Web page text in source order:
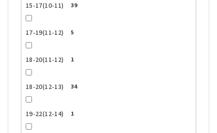
15-17(10-11) 39
17-19(11-12) 5
18-20(11-12) 1
18-20(12-13) 34
19-22(12-14) 1